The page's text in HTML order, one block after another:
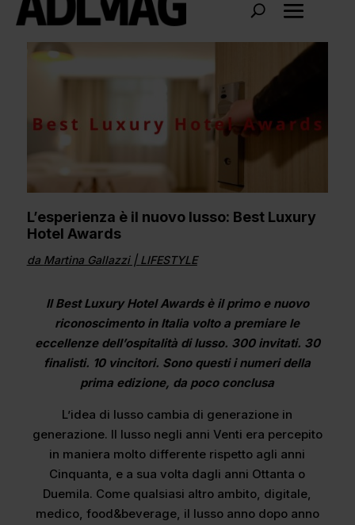
L’esperienza è il nuovo lusso: Best Luxury
Hotel Awards
da Martina Gallazzi| LIFESTYLE
Il Best Luxury Hotel Awards è il primo e nuovo
riconoscimento in Italia volto a premiare le
eccellenze dell’ospitalità di lusso. 300 invitati. 30
finalisti. 10 vincitori. Sono questi i numeri della
prima edizione, da poco conclusa
L’idea di lusso cambia di generazione in
generazione. Il lusso negli anni Venti era percepito
in maniera molto differente rispetto agli anni
Cinquanta, e a sua volta dagli anni Ottanta o
Duemila. Come qualsiasi altro ambito, digitale,
medico, food&beverage, il lusso anno dopo anno